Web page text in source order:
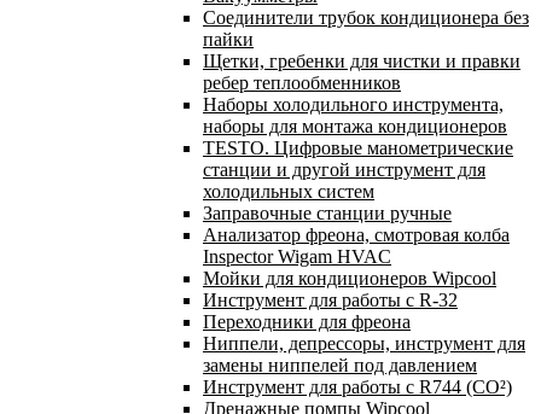
Соединители трубок кондиционера без
пайки
Щетки, гребенки для чистки и правки
ребер теплообменников
Наборы холодильного инструмента,
наборы для монтажа кондиционеров
TESTO. Цифровые манометрические
станции и другой инструмент для
холодильных систем
Заправочные станции ручные
Анализатор фреона, смотровая колба
Inspector Wigam HVAC
Мойки для кондиционеров Wipcool
Инструмент для работы с R-32
Переходники для фреона
Ниппели, депрессоры, инструмент для
замены ниппелей под давлением
Инструмент для работы с R744 (CO²)
Дренажные помпы Wipcool